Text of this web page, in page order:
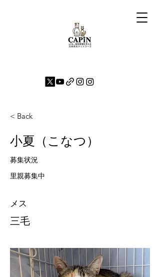
< Back
小夏（こなつ）
募集状況
里親募集中
メス
三毛